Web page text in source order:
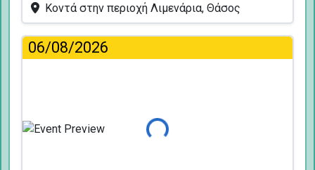
Κοντά στην περιοχή Λιμενάρια, Θάσος
06/08/2026
Φόρτωση...